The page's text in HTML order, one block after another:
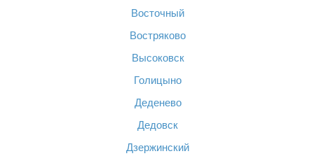
Восточный
Востряково
Высоковск
Голицыно
Деденево
Дедовск
Дзержинский